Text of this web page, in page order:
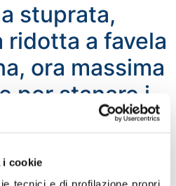
i cookie
stuprata,
ridotta a favela
ora massima
per stanare i